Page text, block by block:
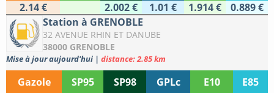
2.14 €
2.002 € 1.01 € 1.914 €
0.889 €
Station à GRENOBLE
32 AVENUE RHIN ET DANUBE
38000 GRENOBLE
Mise à jour aujourd'hui | distance: 2.85 km
Gazole SP95 SP98 GPLc E10
E85